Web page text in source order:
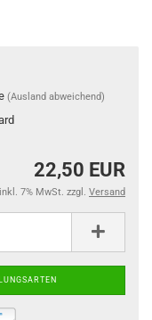
(Ausland abweichend)
22,50 EUR
inkl. 7% MwSt. zzgl. Versand